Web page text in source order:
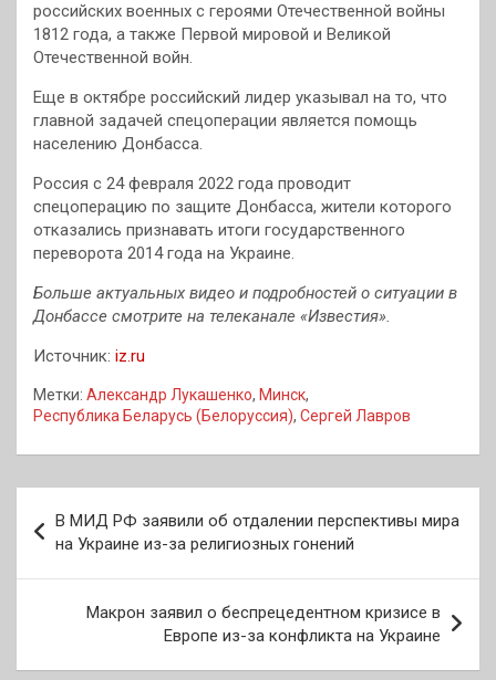
российских военных с героями Отечественной войны
1812 года, а также Первой мировой и Великой
Отечественной войн.
Еще в октябре российский лидер указывал на то, что
главной задачей спецоперации является помощь
населению Донбасса.
Россия с 24 февраля 2022 года проводит
спецоперацию по защите Донбасса, жители которого
отказались признавать итоги государственного
переворота 2014 года на Украине.
Больше актуальных видео и подробностей о ситуации в
Донбассе смотрите на телеканале «Известия».
Источник: iz.ru
Метки: Александр Лукашенко, Минск,
Республика Беларусь (Белоруссия), Сергей Лавров
по
записям
В МИД РФ заявили об отдалении перспективы мира
на Украине из-за религиозных гонений
Макрон заявил о беспрецедентном кризисе в
Европе из-за конфликта на Украине